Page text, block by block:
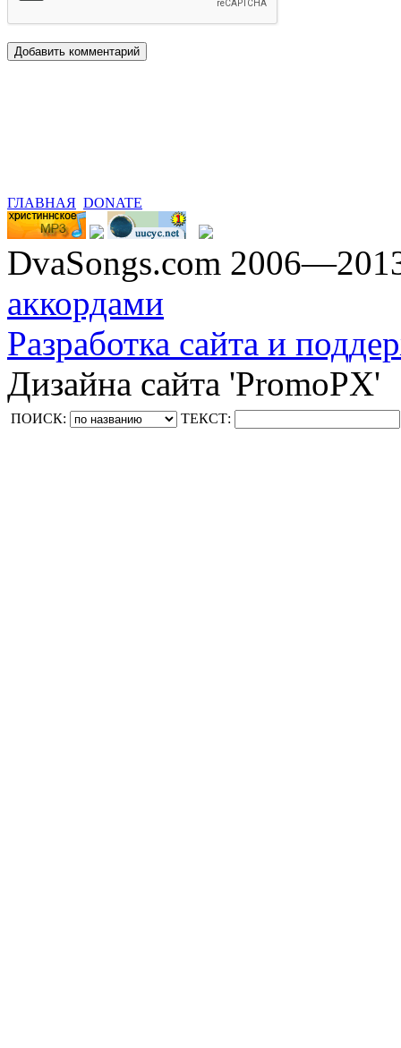
ГЛАВНАЯ DONATE
DvaSongs.com
аккордами
Разработка сайта и
Дизайна сайта 'PromoPX'
ПОИСК: ТЕКСТ: